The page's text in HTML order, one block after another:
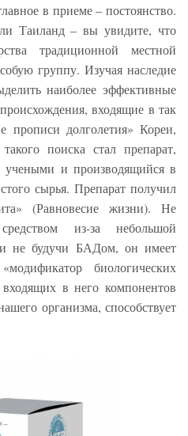
в приеме – постоянство.
Таиланд – вы увидите, что
традиционной местной
группу. Изучая наследие
наиболее эффективные
входящие в так
прописи долголетия» Кореи,
поиска стал препарат,
учеными и производящийся в
сырья. Препарат получил
(Равновесие жизни). Не
из-за небольшой
и не будучи БАДом, он имеет
биологических
в него компонентов
организма, способствует